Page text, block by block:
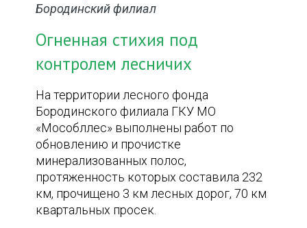
Бородинский филиал
Огненная стихия под
контролем лесничих
На территории лесного фонда
Бородинского филиала ГКУ МО
«Мособллес» выполнены работ по
обновлению и прочистке
минерализованных полос,
протяженность которых составила 232
км, прочищено 3 км лесных дорог, 70 км
квартальных просек.